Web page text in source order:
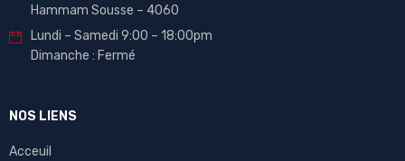
Hammam Sousse – 4060
Lundi – Samedi 9:00 – 18:00pm
Dimanche : Fermé
NOS LIENS
Acceuil